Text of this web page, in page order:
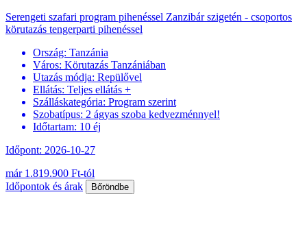
Serengeti szafari program pihenéssel Zanzibár szigetén - csoportos
körutazás tengerparti pihenéssel
Ország: Tanzánia
Város: Körutazás Tanzániában
Utazás módja: Repülővel
Ellátás: Teljes ellátás +
Szálláskategória: Program szerint
Szobatípus: 2 ágyas szoba kedvezménnyel!
Időtartam: 10 éj
Időpont: 2026-10-27
már 1.819.900 Ft-tól
Időpontok és árak
Bőröndbe